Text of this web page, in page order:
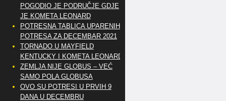
POGODIO JE PODRUČJE GDJE
JE KOMETA LEONARD
POTRESNA TABLICA UPARENIH
POTRESA ZA DECEMBAR 2021
TORNADO U MAYFIELD
KENTUCKY I KOMETA LEONARD
ZEMLJA NIJE GLOBUS – VEĆ
SAMO POLA GLOBUSA
OVO SU POTRESI U PRVIH 9
DANA U DECEMBRU